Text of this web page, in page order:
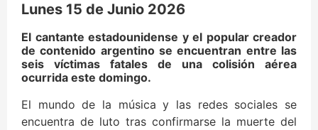
Lunes 15 de Junio 2026
El cantante estadounidense y el popular creador
de contenido argentino se encuentran entre las
seis víctimas fatales de una colisión aérea
ocurrida este domingo.
El mundo de la música y las redes sociales se
encuentra de luto tras confirmarse la muerte del